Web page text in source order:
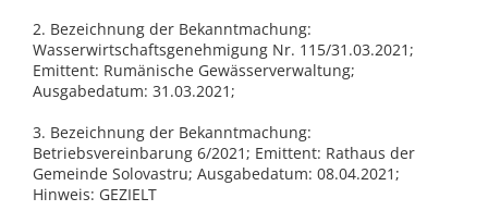
2. Bezeichnung der Bekanntmachung:
Wasserwirtschaftsgenehmigung Nr. 115/31.03.2021;
Emittent: Rumänische Gewässerverwaltung;
Ausgabedatum: 31.03.2021;
3. Bezeichnung der Bekanntmachung:
Betriebsvereinbarung 6/2021; Emittent: Rathaus der
Gemeinde Solovastru; Ausgabedatum: 08.04.2021;
Hinweis: GEZIELT